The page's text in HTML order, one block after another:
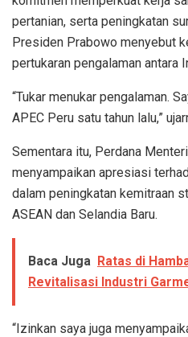
pertanian, serta peningkatan
Presiden Prabowo menyebut
pertukaran pengalaman antara
“Tukar menukar pengalaman.
APEC Peru satu tahun lalu,”
Sementara itu, Perdana
menyampaikan apresiasi
dalam peningkatan kemitraan
ASEAN dan Selandia Baru.
Baca Juga Ratas di
Revitalisasi Industri
“Izinkan saya juga